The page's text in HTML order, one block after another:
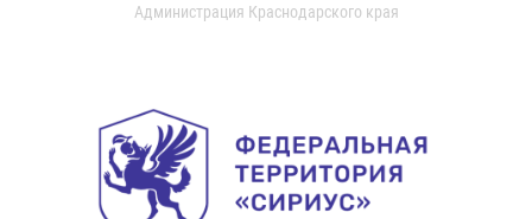
Администрация Краснодарского края